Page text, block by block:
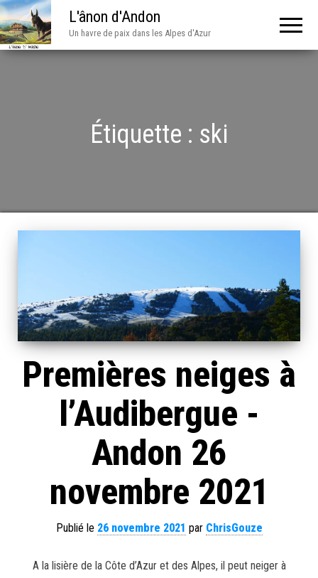
L'ânon d'Andon
Un havre de paix dans les Alpes d'Azur
Étiquette : ski
Premières neiges à
l’Audibergue -
Andon 26
novembre 2021
Publié le 26 novembre 2021 par ChrisGouze
A la lisière de la Côte d’Azur et des Alpes, il peut neiger à